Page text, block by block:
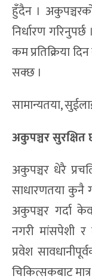
हुँदैन ।
निर्धारण
कम प्रतिक्रिया
सक्छ ।
सामान्यतया,
अकुपञ्चर सुरक्षित
अकुपञ्चर धेरै
साधारणतया कुनै
अकुपञ्चर गर्दा
नगरी मांसपेशी
प्रवेश
चिकित्सकबाट